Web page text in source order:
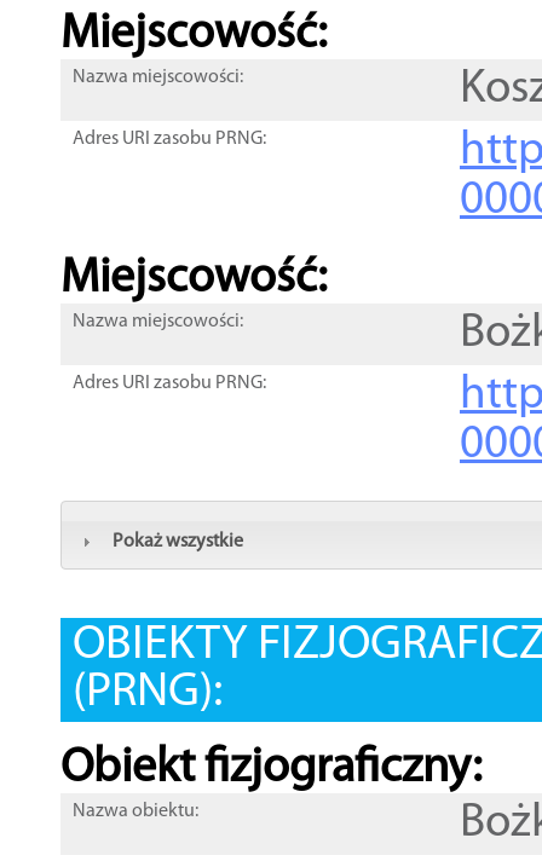
Miejscowość:
Nazwa miejscowości:
Adres URI zasobu PRNG:
Miejscowość:
Nazwa miejscowości:
Adres URI zasobu PRNG:
Pokaż wszystkie
OBIEKTY
(PRNG):
Obiekt fizjograficzny:
Nazwa obiektu: